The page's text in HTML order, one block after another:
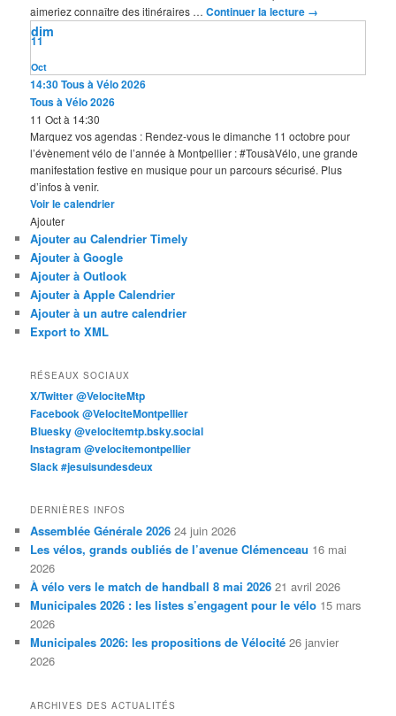
aimeriez connaître des itinéraires …Continuer la lecture →
Oct
11
dim
14:30Tous à Vélo 2026
Tous à Vélo 2026
11 Oct à 14:30
Marquez vos agendas : Rendez-vous le dimanche 11 octobre pour
l’évènement vélo de l’année à Montpellier : #TousàVélo, une grande
manifestation festive en musique pour un parcours sécurisé. Plus
d’infos à venir.
Voir le calendrier
Ajouter
Ajouter au Calendrier Timely
Ajouter à Google
Ajouter à Outlook
Ajouter à Apple Calendrier
Ajouter à un autre calendrier
Export to XML
RÉSEAUX SOCIAUX
X/Twitter @VelociteMtp
Facebook @VelociteMontpellier
Bluesky @velocitemtp.bsky.social
Instagram @velocitemontpellier
Slack #jesuisundesdeux
DERNIÈRES INFOS
Assemblée Générale 2026 24 juin 2026
Les vélos, grands oubliés de l’avenue Clémenceau 16 mai
2026
À vélo vers le match de handball 8 mai 2026 21 avril 2026
Municipales 2026 : les listes s’engagent pour le vélo 15 mars
2026
Municipales 2026: les propositions de Vélocité 26 janvier
2026
ARCHIVES DES ACTUALITÉS